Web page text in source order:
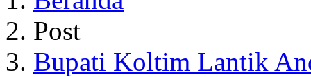
Post
Bupati Koltim Lantik